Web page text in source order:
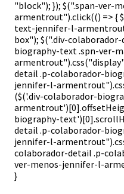
"block"); }); $(".span-ver-
armentrout").click(() => {
text-jennifer-l-
box"); $(".div-
biography-text .spn-ver-
detail .p-colaborador-
jennifer-l-
($('.div-colaborador-
biography-
detail .p-colaborador-
jennifer-l-
colaborador-detail .p-
ver-menos-jennifer-l-
}